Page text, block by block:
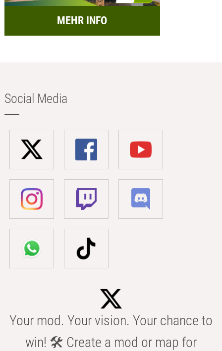
MEHR INFO
Social Media
Your mod. Your vision. Your chance to
win! 🛠️ Create a mod or map for